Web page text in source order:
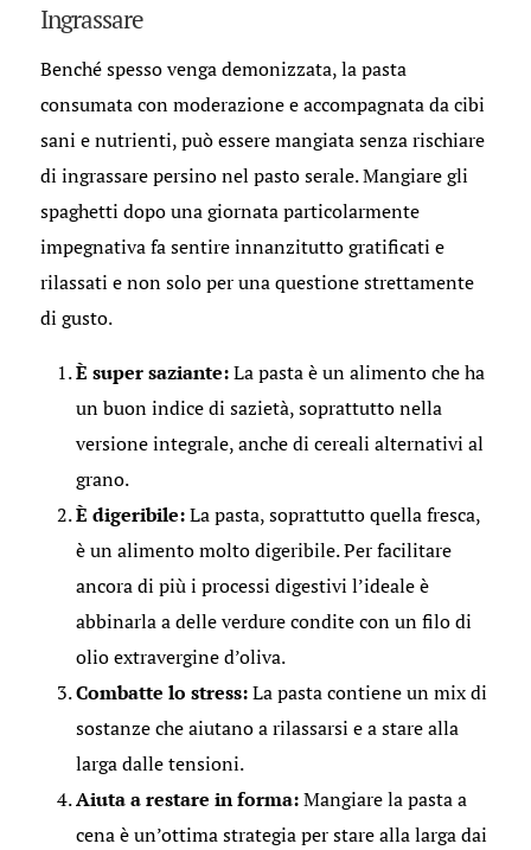
Ingrassare
Benché spesso venga demonizzata, la pasta
consumata con moderazione e accompagnata da cibi
sani e nutrienti, può essere mangiata senza rischiare
di ingrassare persino nel pasto serale. Mangiare gli
spaghetti dopo una giornata particolarmente
impegnativa fa sentire innanzitutto gratificati e
rilassati e non solo per una questione strettamente
di gusto.
È super saziante:La pasta è un alimento che ha
un buon indice di sazietà, soprattutto nella
versione integrale, anche di cereali alternativi al
grano.
È digeribile:La pasta, soprattutto quella fresca,
è un alimento molto digeribile. Per facilitare
ancora di più i processi digestivi l’ideale è
abbinarla a delle verdure condite con un filo di
olio extravergine d’oliva.
Combatte lo stress:La pasta contiene un mix di
sostanze che aiutano a rilassarsi e a stare alla
larga dalle tensioni.
Aiuta a restare in forma:Mangiare la pasta a
cena è un’ottima strategia per stare alla larga dai